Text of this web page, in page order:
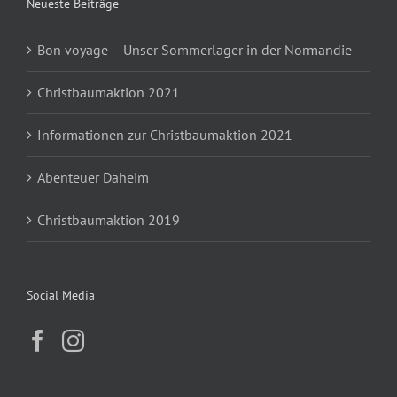
Neueste Beiträge
Bon voyage – Unser Sommerlager in der Normandie
Christbaumaktion 2021
Informationen zur Christbaumaktion 2021
Abenteuer Daheim
Christbaumaktion 2019
Social Media